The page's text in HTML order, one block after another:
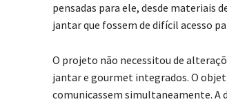
pensadas para ele, desde materiais
jantar que fossem de difícil acesso
O projeto não necessitou de
jantar e gourmet integrados. O
comunicassem simultaneamente. A